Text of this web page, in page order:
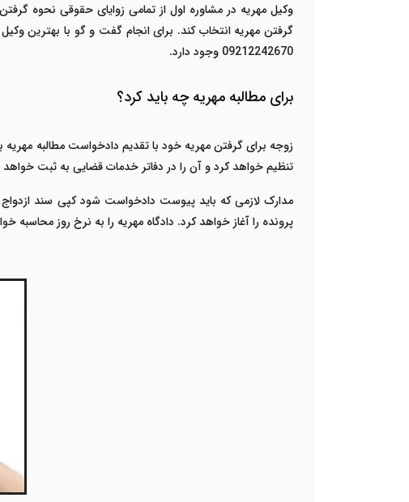
وکیل مهریه در مشاوره اول از تمامی زوایای حقوقی نحوه
گرفتن مهریه انتخاب کند. برای انجام گفت و گو با بهترین
09212242670 وجود دارد.
برای مطالبه مهریه چه باید کرد؟
زوجه برای گرفتن مهریه خود با تقدیم دادخواست مطالبه
تنظیم خواهد کرد و آن را در دفاتر خدمات قضایی به ثبت خواهد
مدارک لازمی که باید پیوست دادخواست شود کپی سند
پرونده را آغاز خواهد کرد. دادگاه مهریه را به نرخ روز